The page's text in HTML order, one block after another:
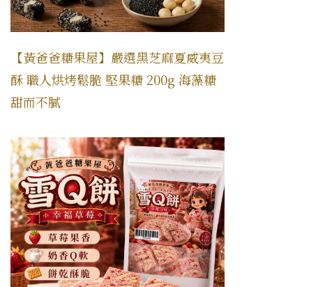
【黃爸爸糖果屋】嚴選黑芝麻夏威夷豆
酥 職人烘烤鬆脆 堅果糖 200g 海藻糖
甜而不膩